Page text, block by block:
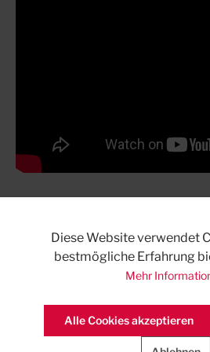
Downloads auf
Diese Website verwendet
bestmögliche Erfahrung
Mehr
Alle Cookies akzeptieren